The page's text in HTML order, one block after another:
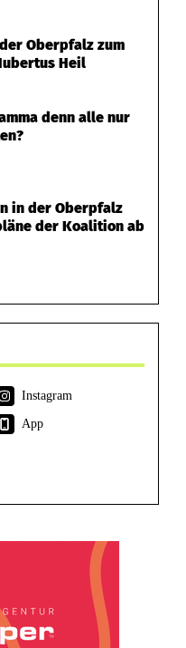
Oberpfalz zum
Heil
denn alle nur
in der Oberpfalz
der Koalition ab
Instagram
App